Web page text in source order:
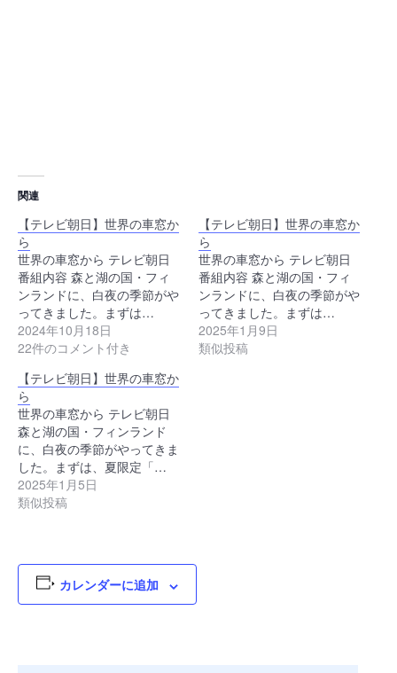
関連
【テレビ朝日】世界の車窓か
ら
世界の車窓から テレビ朝日
番組内容 森と湖の国・フィ
ンランドに、白夜の季節がや
ってきました。まずは…
2024年10月18日
22件のコメント付き
【テレビ朝日】世界の車窓か
ら
世界の車窓から テレビ朝日
番組内容 森と湖の国・フィ
ンランドに、白夜の季節がや
ってきました。まずは…
2025年1月9日
類似投稿
【テレビ朝日】世界の車窓か
ら
世界の車窓から テレビ朝日
森と湖の国・フィンランド
に、白夜の季節がやってきま
した。まずは、夏限定「…
2025年1月5日
類似投稿
カレンダーに追加